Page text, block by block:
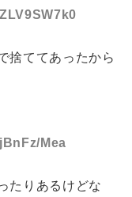
捨ててあったから
Mea
たりあるけどな